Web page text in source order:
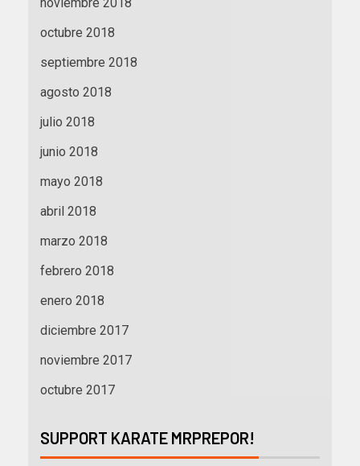
octubre 2018
septiembre 2018
agosto 2018
julio 2018
junio 2018
mayo 2018
abril 2018
marzo 2018
febrero 2018
enero 2018
diciembre 2017
noviembre 2017
octubre 2017
SUPPORT KARATE MRPREPOR!